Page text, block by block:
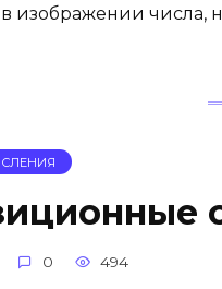
изображении числа,
0 494